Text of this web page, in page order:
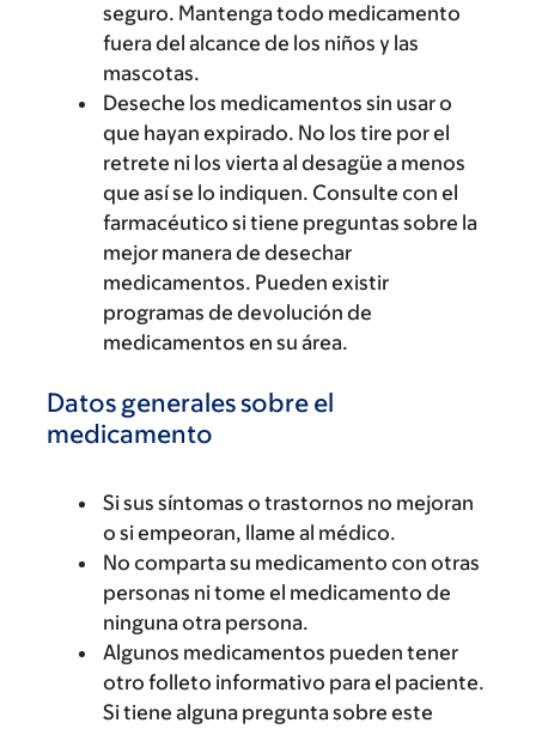
seguro. Mantenga todo medicamento
fuera del alcance de los niños y las
mascotas.
Deseche los medicamentos sin usar o
que hayan expirado. No los tire por el
retrete ni los vierta al desagüe a menos
que así se lo indiquen. Consulte con el
farmacéutico si tiene preguntas sobre la
mejor manera de desechar
medicamentos. Pueden existir
programas de devolución de
medicamentos en su área.
Datos generales sobre el
medicamento
Si sus síntomas o trastornos no mejoran
o si empeoran, llame al médico.
No comparta su medicamento con otras
personas ni tome el medicamento de
ninguna otra persona.
Algunos medicamentos pueden tener
otro folleto informativo para el paciente.
Si tiene alguna pregunta sobre este